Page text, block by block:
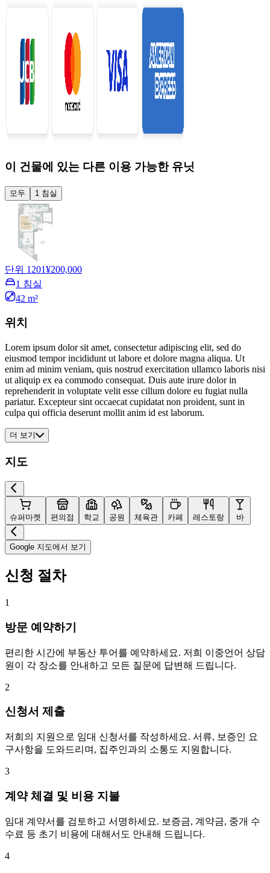
이 건물에 있는 다른 이용 가능한 유닛
모두 1 침실
단위 1201¥200,000
1 침실
42 m²
위치
Lorem ipsum dolor sit amet, consectetur adipiscing elit, sed do
eiusmod tempor incididunt ut labore et dolore magna aliqua. Ut
enim ad minim veniam, quis nostrud exercitation ullamco laboris nisi
ut aliquip ex ea commodo consequat. Duis aute irure dolor in
reprehenderit in voluptate velit esse cillum dolore eu fugiat nulla
pariatur. Excepteur sint occaecat cupidatat non proident, sunt in
culpa qui officia deserunt mollit anim id est laborum.
더 보기
지도
슈퍼마켓 편의점 학교 공원 체육관 카페 레스토랑 바
Google 지도에서 보기
신청 절차
1
방문 예약하기
편리한 시간에 부동산 투어를 예약하세요. 저희 이중언어 상담
원이 각 장소를 안내하고 모든 질문에 답변해 드립니다.
2
신청서 제출
저희의 지원으로 임대 신청서를 작성하세요. 서류, 보증인 요
구사항을 도와드리며, 집주인과의 소통도 지원합니다.
3
계약 체결 및 비용 지불
임대 계약서를 검토하고 서명하세요. 보증금, 계약금, 중개 수
수료 등 초기 비용에 대해서도 안내해 드립니다.
4